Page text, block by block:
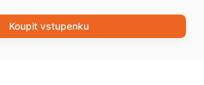
Koupit vstupenku